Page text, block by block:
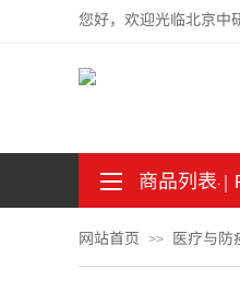
您好，欢迎光临北京中
商品列表｜
.
。
网站首页 >> 医疗与防